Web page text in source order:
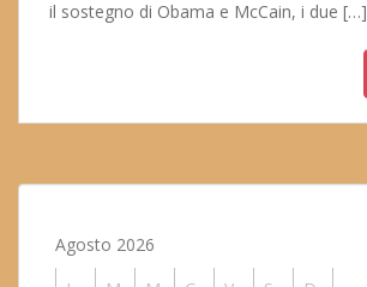
il sostegno di Obama e McCain, i due […]
Agosto 2026